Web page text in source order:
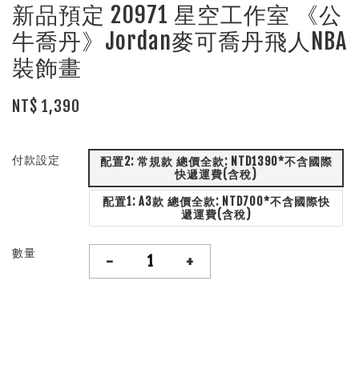
新品預定 20971 星空工作室 《公
牛喬丹》Jordan麥可喬丹飛人NBA
裝飾畫
NT$ 1,390
付款設定
配置2: 常規款 總價全款: NTD1390*不含國際
快遞運費(含稅)
配置1: A3款 總價全款: NTD700*不含國際快
遞運費(含稅)
數量 - +